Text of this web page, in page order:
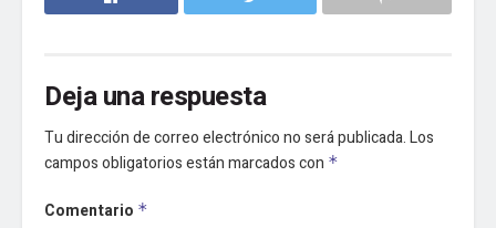
Deja una respuesta
Tu dirección de correo electrónico no será publicada.Los
campos obligatorios están marcados con *
Comentario *